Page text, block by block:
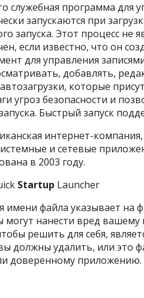
служебная программа для
запускаются при
запуска. Этот процесс не
если известно, что он
для управления
добавлять,
которые
угроз безопасности и
Быстрый запуск
интернет-
и сетевые
в 2003 году.
Startup Launcher
имени файла указывает на
могут нанести вред
решить для себя,
должны удалить, или это
доверенному приложению.